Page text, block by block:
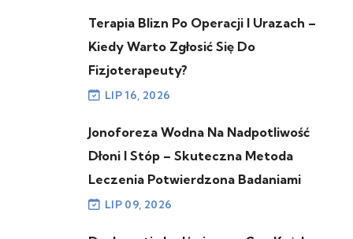
Terapia Blizn Po Operacji I Urazach –
Kiedy Warto Zgłosić Się Do
Fizjoterapeuty?
LIP 16, 2026
Jonoforeza Wodna Na Nadpotliwość
Dłoni I Stóp – Skuteczna Metoda
Leczenia Potwierdzona Badaniami
LIP 09, 2026